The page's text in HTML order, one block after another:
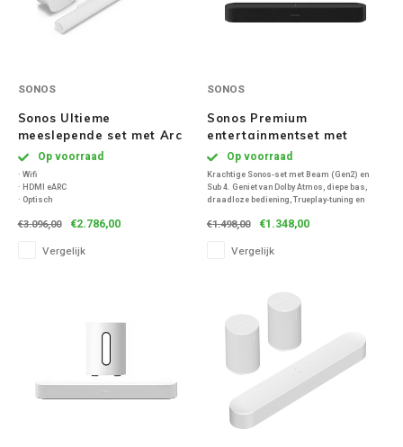
SONOS
Sonos Ultieme
meeslepende set met Arc
Ultra + Sub 4 + 2x Era 300
- Wit
Op voorraad
· Wifi
· HDMI eARC
· Optisch
€3.096,00 €2.786,00
Vergelijk
SONOS
Sonos Premium
entertainmentset met
Beam (Gen2) + Sub 4 -
Zwart
Op voorraad
Krachtige Sonos-set met Beam (Gen2) en
Sub 4. Geniet van Dolby Atmos, diepe bas,
draadloze bediening, Trueplay-tuning en
Compact design, groots geluid.
€1.498,00 €1.348,00
Vergelijk